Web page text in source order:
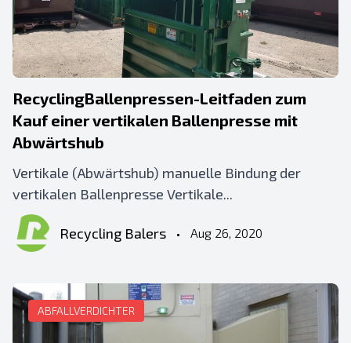
RecyclingBallenpressen-Leitfaden zum
Kauf einer vertikalen Ballenpresse mit
Abwärtshub
Vertikale (Abwärtshub) manuelle Bindung der
vertikalen Ballenpresse Vertikale...
Recycling Balers • Aug 26, 2020
ABFALLVERDICHTER